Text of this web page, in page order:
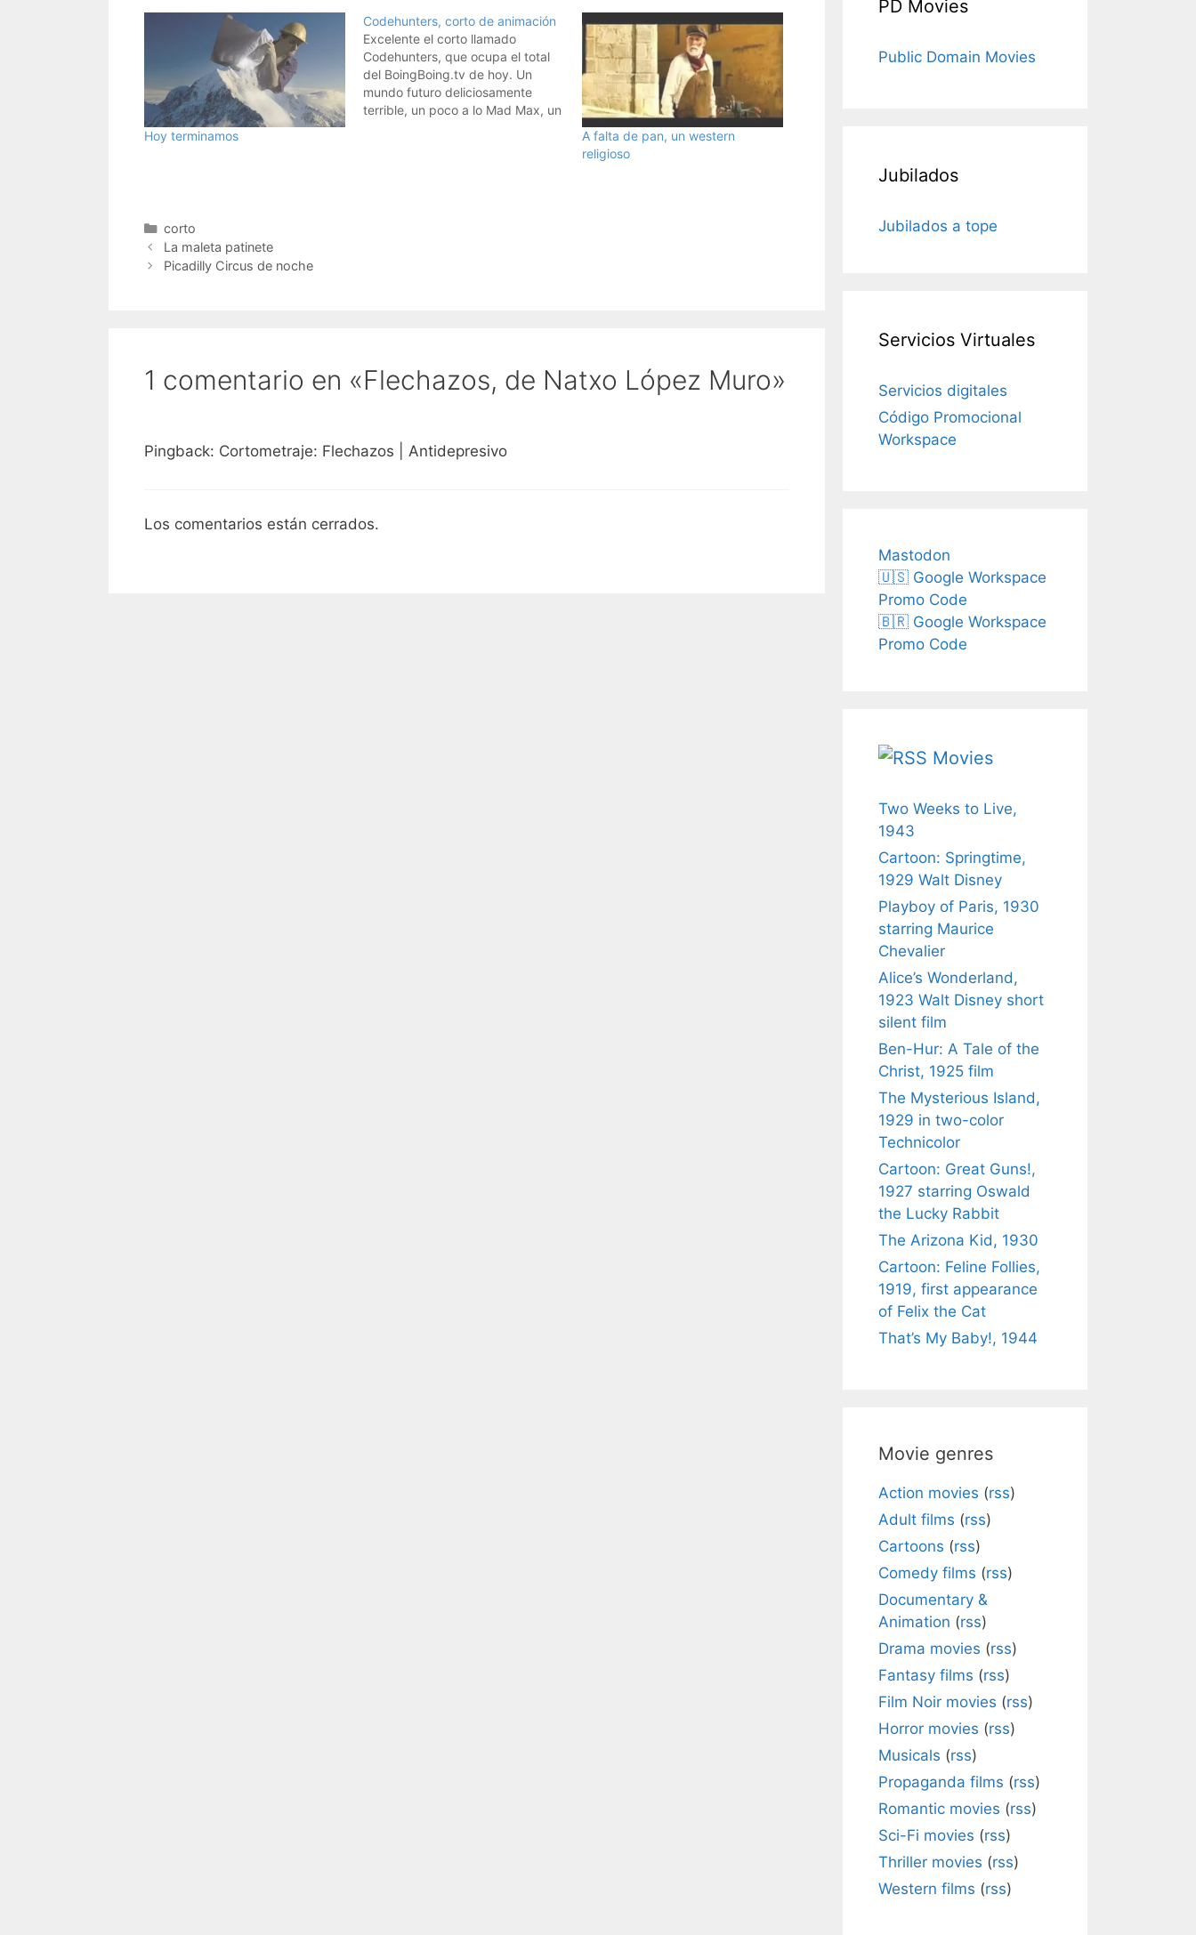
Hoy terminamos
Codehunters, corto de animación
Excelente el corto llamado
Codehunters, que ocupa el total
del BoingBoing.tv de hoy. Un
mundo futuro deliciosamente
terrible, un poco a lo Mad Max, un
A falta de pan, un western
religioso
Categorías
corto
La maleta patinete
Picadilly Circus de noche
1 comentario en «Flechazos, de Natxo López Muro»
Pingback: Cortometraje: Flechazos | Antidepresivo
Los comentarios están cerrados.
PD Movies
Public Domain Movies
Jubilados
Jubilados a tope
Servicios Virtuales
Servicios digitales
Código Promocional
Workspace
Mastodon
🇺🇸 Google Workspace
Promo Code
🇧🇷 Google Workspace
Promo Code
Movies
Two Weeks to Live,
1943
Cartoon: Springtime,
1929 Walt Disney
Playboy of Paris, 1930
starring Maurice
Chevalier
Alice’s Wonderland,
1923 Walt Disney short
silent film
Ben-Hur: A Tale of the
Christ, 1925 film
The Mysterious Island,
1929 in two-color
Technicolor
Cartoon: Great Guns!,
1927 starring Oswald
the Lucky Rabbit
The Arizona Kid, 1930
Cartoon: Feline Follies,
1919, first appearance
of Felix the Cat
That’s My Baby!, 1944
Movie genres
Action movies (rss)
Adult films (rss)
Cartoons (rss)
Comedy films (rss)
Documentary &
Animation (rss)
Drama movies (rss)
Fantasy films (rss)
Film Noir movies (rss)
Horror movies (rss)
Musicals (rss)
Propaganda films (rss)
Romantic movies (rss)
Sci-Fi movies (rss)
Thriller movies (rss)
Western films (rss)